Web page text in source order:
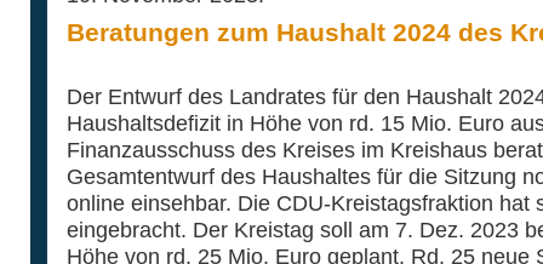
Beratungen zum Haushalt 2024 des
Der Entwurf des Landrates für den Haushalt
Haushaltsdefizit in Höhe von rd. 15 Mio. Euro
Finanzausschuss des Kreises im Kreishaus
Gesamtentwurf des Haushaltes für die Sitzung
online einsehbar. Die CDU-Kreistagsfraktion hat
eingebracht. Der Kreistag soll am 7. Dez. 2023
Höhe von rd. 25 Mio. Euro geplant. Rd. 25 neue